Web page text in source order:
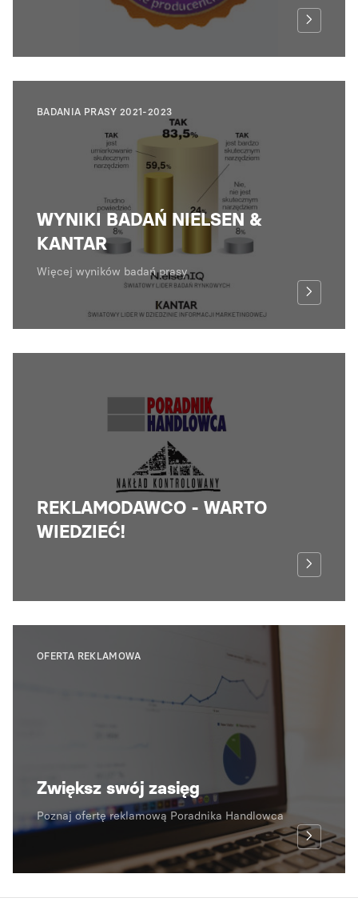
BADANIA PRASY 2021-2023
WYNIKI BADAŃ NIELSEN &
KANTAR
Więcej wyników badań prasy
REKLAMODAWCO - WARTO
WIEDZIEĆ!
OFERTA REKLAMOWA
Zwiększ swój zasięg
Poznaj ofertę reklamową Poradnika Handlowca